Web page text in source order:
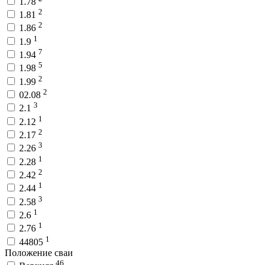
1.81 2
1.86 2
1.9 1
1.94 7
1.98 5
1.99 2
02.08 2
2.1 3
2.12 1
2.17 2
2.26 3
2.28 1
2.42 2
2.44 1
2.58 3
2.6 1
2.76 1
44805 1
Положение сваи
46